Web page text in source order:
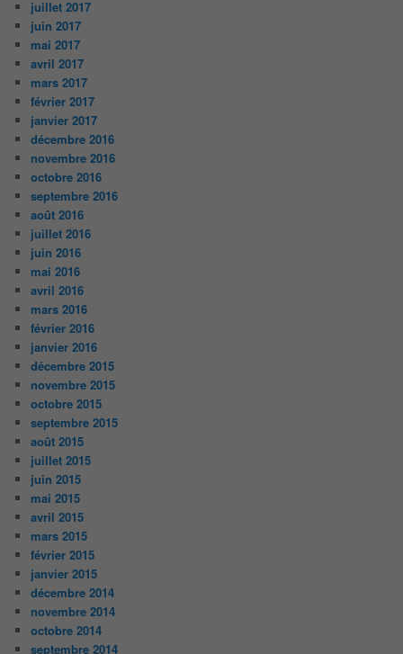
juillet 2017
juin 2017
mai 2017
avril 2017
mars 2017
février 2017
janvier 2017
décembre 2016
novembre 2016
octobre 2016
septembre 2016
août 2016
juillet 2016
juin 2016
mai 2016
avril 2016
mars 2016
février 2016
janvier 2016
décembre 2015
novembre 2015
octobre 2015
septembre 2015
août 2015
juillet 2015
juin 2015
mai 2015
avril 2015
mars 2015
février 2015
janvier 2015
décembre 2014
novembre 2014
octobre 2014
septembre 2014